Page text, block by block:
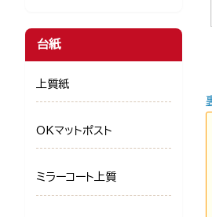
台紙
上質紙
OKマットポスト
ミラーコート上質